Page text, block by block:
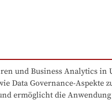
und Business Analytics
Data Governance-
ermöglicht die